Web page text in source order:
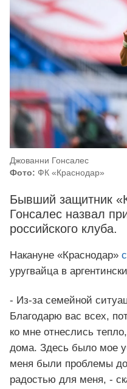
Джованни Гонсалес
Фото: ФК «Краснодар»
Бывший защитник
Гонсалес назвал
российского клуба.
Накануне «Краснодар»
уругвайца в
- Из-за семейной
Благодарю вас всех,
ко мне отнеслись
дома. Здесь было мое
меня были проблемы
радостью для меня, -